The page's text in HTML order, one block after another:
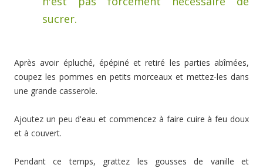
sucrer.
Après avoir épluché, épépiné et retiré les parties abîmées,
coupez les pommes en petits morceaux et mettez-les dans
une grande casserole.
Ajoutez un peu d'eau et commencez à faire cuire à feu doux
et à couvert.
Pendant ce temps, grattez les gousses de vanille et